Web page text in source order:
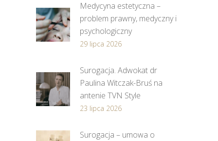
Medycyna estetyczna –
problem prawny, medyczny i
psychologiczny
29 lipca 2026
Surogacja. Adwokat dr
Paulina Witczak-Bruś na
antenie TVN Style
23 lipca 2026
Surogacja – umowa o